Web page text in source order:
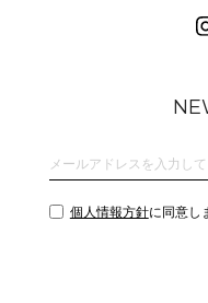
個人情報方針に同意し